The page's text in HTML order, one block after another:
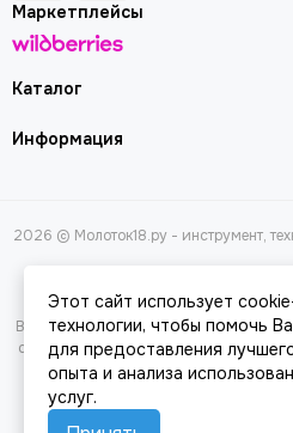
Каталог
Информация
Маркетплейсы
2026 © Молоток18.ру - инструмент,
Вся представленная на сайте
стоимости товаров и услуг, носит
каких условиях не является
положениями Статьи 437(2)
Этот сайт использует
технологии, чтобы помочь
для предоставления
опыта и анализа
услуг.